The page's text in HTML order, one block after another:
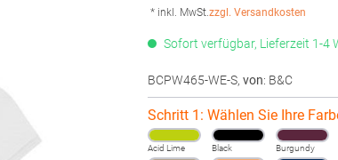
* inkl. MwSt.zzgl. Versandkosten
Sofort verfügbar, Lieferzeit 1-4
BCPW465-WE-S, von: B&C
Schritt 1: Wählen Sie Ihre
Acid Lime Black Burgundy